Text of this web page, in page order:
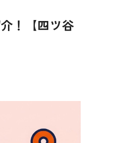
！【四ツ谷